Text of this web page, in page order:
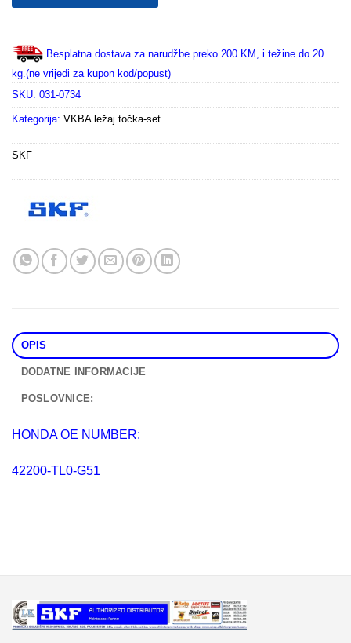
Besplatna dostava za narudžbe preko 200 KM, i težine do 20
kg.(ne vrijedi za kupon kod/popust)
SKU: 031-0734
Kategorija: VKBA ležaj točka-set
SKF
OPIS
DODATNE INFORMACIJE
POSLOVNICE:
HONDA OE NUMBER:
42200-TL0-G51